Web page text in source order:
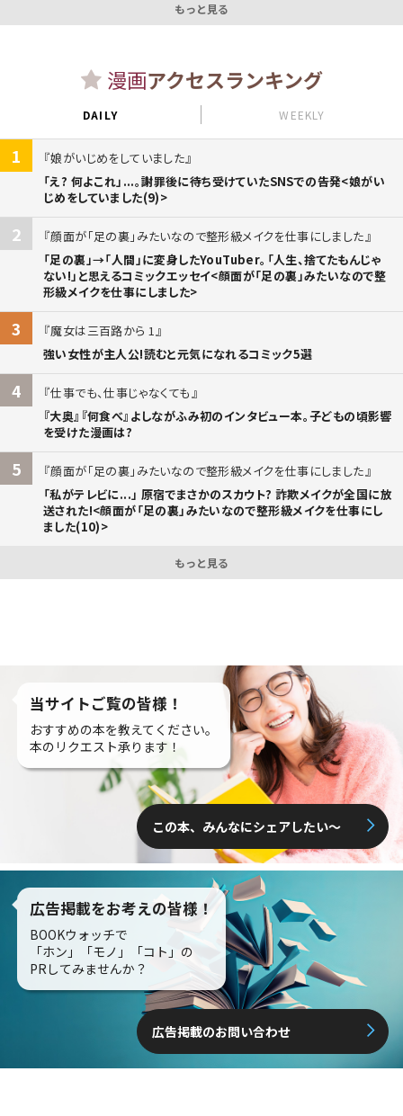
もっと見る
漫画アクセスランキング
DAILY WEEKLY
1
娘がいじめをしていました
「え? 何よこれ」...。謝罪後に待ち受けていたSNSでの告発<娘がい
じめをしていました(9)>
2
顔面が「足の裏」みたいなので整形級メイクを仕事にしました
「足の裏」→「人間」に変身したYouTuber。「人生、捨てたもんじゃ
ない!」と思えるコミックエッセイ<顔面が「足の裏」みたいなので整
形級メイクを仕事にしました>
3
魔女は三百路から 1
強い女性が主人公!読むと元気になれるコミック5選
4
仕事でも、仕事じゃなくても
『大奥』『何食べ』よしながふみ初のインタビュー本。子どもの頃影響
を受けた漫画は?
5
顔面が「足の裏」みたいなので整形級メイクを仕事にしました
「私がテレビに...」 原宿でまさかのスカウト? 詐欺メイクが全国に放
送された!<顔面が「足の裏」みたいなので整形級メイクを仕事にし
ました(10)>
もっと見る
当サイトご覧の皆様！
おすすめの本を教えてください。
本のリクエスト承ります！
この本、みんなにシェアしたい〜
広告掲載をお考えの皆様！
BOOKウォッチで
「ホン」「モノ」「コト」の
PRしてみませんか？
広告掲載のお問い合わせ